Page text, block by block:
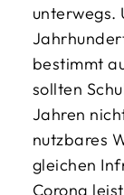
unterwegs.
bestimmt
sollten
Jahren
nutzbares
gleichen
Corona